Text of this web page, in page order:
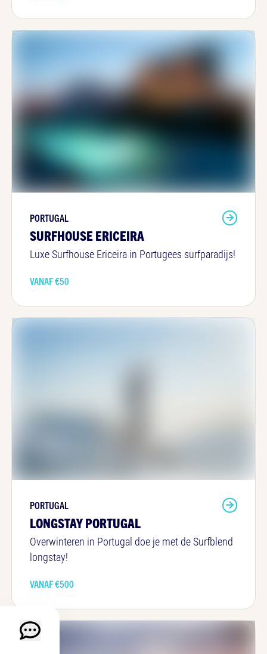
PORTUGAL
SURFHOUSE ERICEIRA
Luxe Surfhouse Ericeira in Portugees surfparadijs!
VANAF €50
PORTUGAL
LONGSTAY PORTUGAL
Overwinteren in Portugal doe je met de Surfblend
longstay!
VANAF €500
Chat